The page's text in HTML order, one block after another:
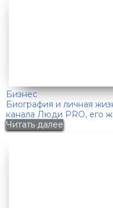
Бизнес
Биография и личная
канала Люди PRO, его
Читать далее